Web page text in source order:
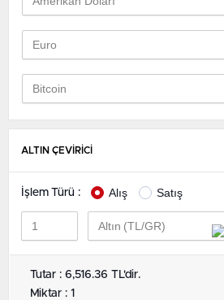
ALTIN ÇEVİRİCİ
İşlem Türü : Alış Satış
Tutar : 6,516.36 TL'dir.
Miktar : 1